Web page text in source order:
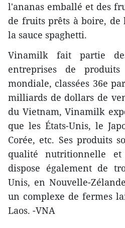
l'ananas emballé et des
de fruits prêts à boire, de
la sauce spaghetti.
Vinamilk fait partie
entreprises de
mondiale, classées 36e
milliards de dollars de
du Vietnam, Vinamilk
que les États-Unis, le
Corée, etc. Ses produits
qualité nutritionnelle
dispose également de
Unis, en Nouvelle-
un complexe de fermes
Laos. -VNA